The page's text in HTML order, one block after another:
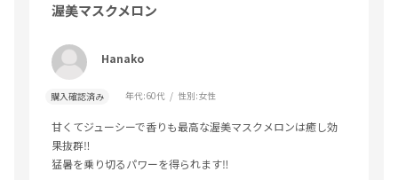
渥美マスクメロン
Hanako
購入確認済み 年代:60代 性別:女性
甘くてジューシーで香りも最高な渥美マスクメロンは癒し効
果抜群‼️
猛暑を乗り切るパワーを得られます‼️